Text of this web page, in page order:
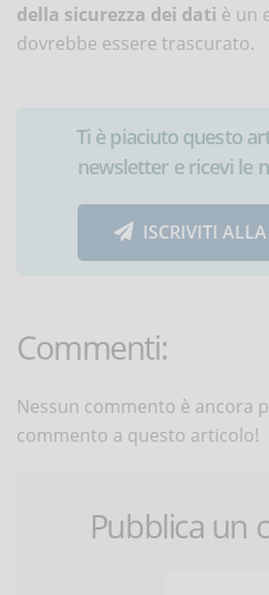
della sicurezza dei dati è un
dovrebbe essere trascurato.
Ti è piaciuto questo
newsletter e ricevi le
ISCRIVITI
Commenti:
Nessun commento è ancora
commento a questo articolo!
Pubblica un